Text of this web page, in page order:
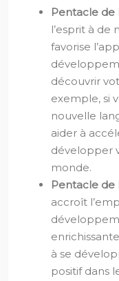
Pentacle de
l’esprit à de
favorise
découvrir
exemple, si
nouvelle
aider à
développer
monde.
Pentacle de
accroît
à se
positif dans